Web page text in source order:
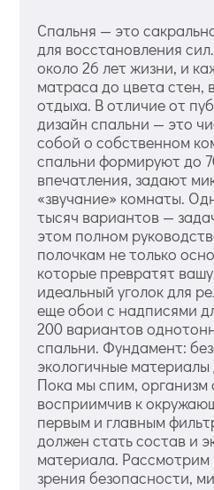
Спальня — это
для восстановления
около 26 лет жизни, и
матраса до цвета стен,
отдыха. В отличие от
дизайн спальни — это
собой о собственном
спальни формируют до
впечатления, задают
«звучание» комнаты.
тысяч вариантов —
этом полном
полочкам не только
которые превратят
идеальный уголок для
еще обои с надписями
200 вариантов
спальни. Фундамент:
экологичные материалы
Пока мы спим, организм
восприимчив к
первым и главным
должен стать состав и
материала.
зрения безопасности,